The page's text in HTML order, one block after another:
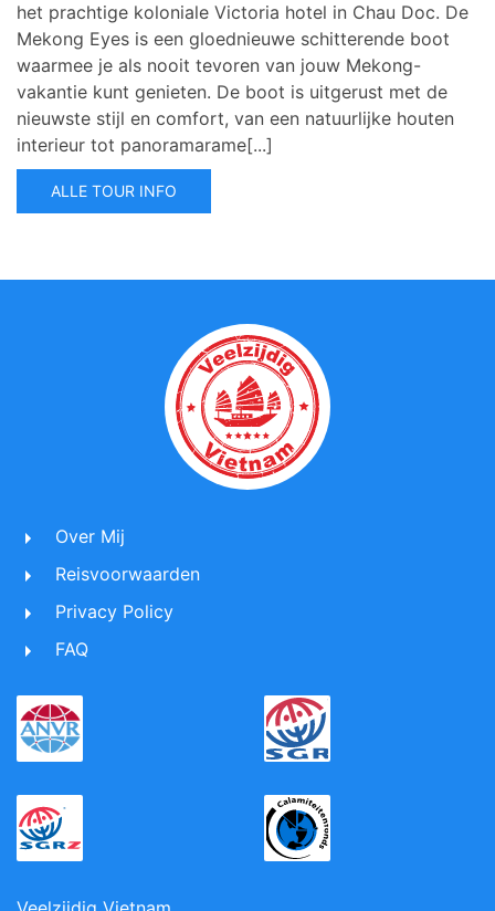
het prachtige koloniale Victoria hotel in Chau Doc. De
Mekong Eyes is een gloednieuwe schitterende boot
waarmee je als nooit tevoren van jouw Mekong-
vakantie kunt genieten. De boot is uitgerust met de
nieuwste stijl en comfort, van een natuurlijke houten
interieur tot panoramarame[...]
ALLE TOUR INFO
Over Mij
Reisvoorwaarden
Privacy Policy
FAQ